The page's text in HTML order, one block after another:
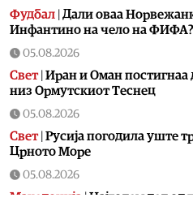
Фудбал Дали оваа
Инфантино на чело на ФИФА?
05.08.2026
Свет| Иран и Оман постигнаа
низ Ормутскиот Теснец
05.08.2026
Свет| Русија погодила уште
Црното Море
05.08.2026
Македонија |Најголем дел од